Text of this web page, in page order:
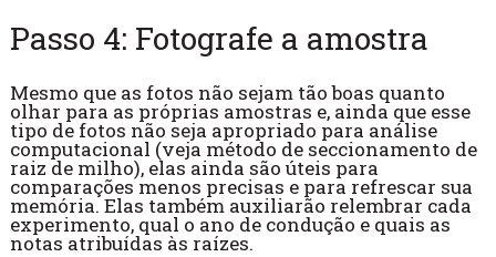
Passo 4: Fotografe a amostra
Mesmo que as fotos não sejam tão boas quanto
olhar para as próprias amostras e, ainda que esse
tipo de fotos não seja apropriado para análise
computacional (veja método de seccionamento de
raiz de milho), elas ainda são úteis para
comparações menos precisas e para refrescar sua
memória. Elas também auxiliarão relembrar cada
experimento, qual o ano de condução e quais as
notas atribuídas às raízes.